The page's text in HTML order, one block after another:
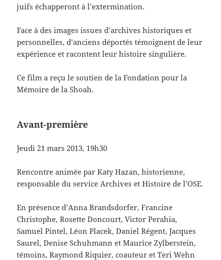
juifs échapperont à l’extermination.
Face à des images issues d’archives historiques et
personnelles, d’anciens déportés témoignent de leur
expérience et racontent leur histoire singulière.
Ce film a reçu le soutien de la Fondation pour la
Mémoire de la Shoah.
Avant-première
Jeudi 21 mars 2013, 19h30
Rencontre animée par Katy Hazan, historienne,
responsable du service Archives et Histoire de l’OSE.
En présence d’Anna Brandsdorfer, Francine
Christophe, Rosette Doncourt, Victor Perahia,
Samuel Pintel, Léon Placek, Daniel Régent, Jacques
Saurel, Denise Schuhmann et Maurice Zylberstein,
témoins, Raymond Riquier, coauteur et Teri Wehn